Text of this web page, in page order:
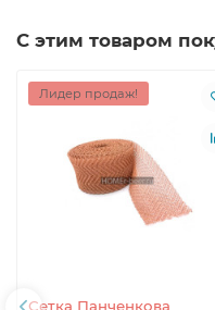
С этим товаром
Лидер продаж!
Сетка Панченкова